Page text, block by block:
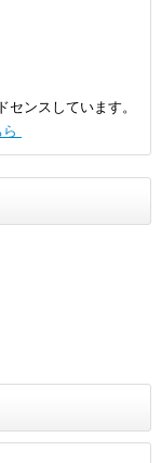
ンスしています。